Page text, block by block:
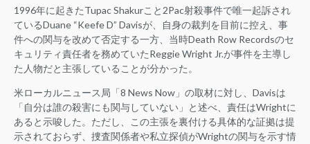
1996年に起きたTupac Shakurこと2Pac射殺事件で唯一起訴され
ているDuane “Keefe D” Davisが、自身の裁判を目前に控え、事
件への関与を改めて否定する一方、当時Death Row Recordsのセ
キュリティ責任者を務めていたReggie Wright Jr.が事件を主導し
た人物だと主張していることが分かった。
米ローカルニュース局「8 News Now」の取材に対し、Davisは
「自分は誰の殺害にも関与していない」と述べ、責任はWrightに
あると示唆した。ただし、この主張を裏付ける具体的な証拠は提
示されておらず、捜査関係者や私立探偵がWrightの関与を示す情